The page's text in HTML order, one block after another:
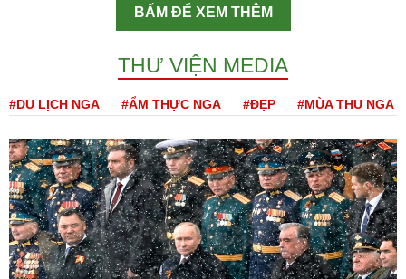
BẤM ĐỂ XEM THÊM
THƯ VIỆN MEDIA
#DU LỊCH NGA #ẨM THỰC NGA #ĐẸP #MÙA THU NGA